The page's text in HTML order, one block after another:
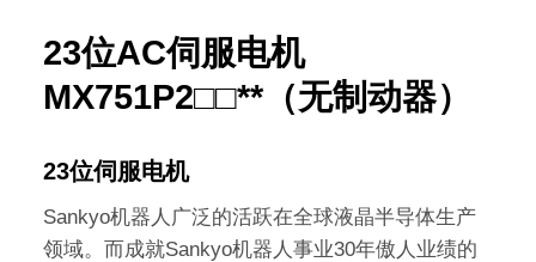
23位AC伺服电机
MX751P2□□**（无制动器）
23位伺服电机
Sankyo机器人广泛的活跃在全球液晶半导体生产
领域。而成就Sankyo机器人事业30年傲人业绩的